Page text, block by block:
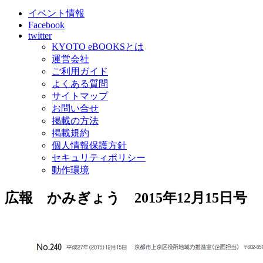
イベント情報
Facebook
twitter
KYOTO eBOOKSとは
運営会社
ご利用ガイド
よくある質問
サイトマップ
お問い合せ
掲載の方法
掲載規約
個人情報保護方針
セキュリティポリシー
動作環境
広報 かみぎょう 2015年12月15日号